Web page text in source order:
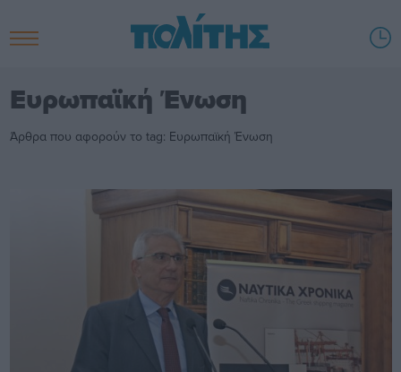
Ευρωπαϊκή Ένωση
Άρθρα που αφορούν το tag: Ευρωπαϊκή Ένωση